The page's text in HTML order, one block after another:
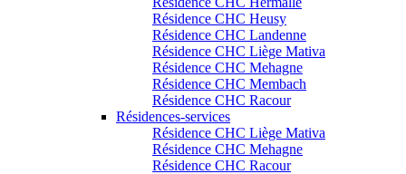
Résidence CHC Heusy
Résidence CHC Landenne
Résidence CHC Liège Mativa
Résidence CHC Mehagne
Résidence CHC Membach
Résidence CHC Racour
Résidences-services
Résidence CHC Liège Mativa
Résidence CHC Mehagne
Résidence CHC Racour